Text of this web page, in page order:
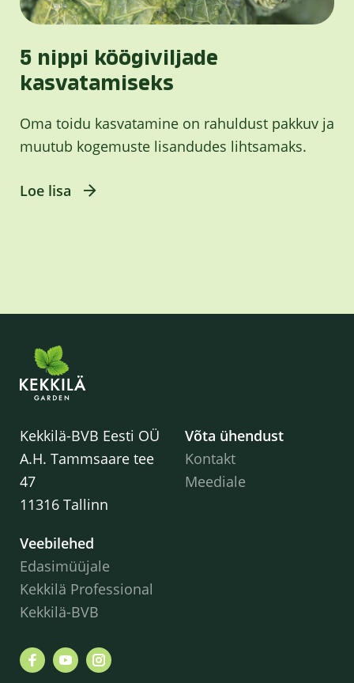
5 nippi köögiviljade
kasvatamiseks
Oma toidu kasvatamine on rahuldust pakkuv ja
muutub kogemuste lisandudes lihtsamaks.
Loe lisa
Kekkilä-BVB Eesti OÜ
A.H. Tammsaare tee
47
11316 Tallinn
Võta ühendust
Kontakt
Meediale
Veebilehed
Edasimüüjale
Kekkilä Professional
Kekkilä-BVB